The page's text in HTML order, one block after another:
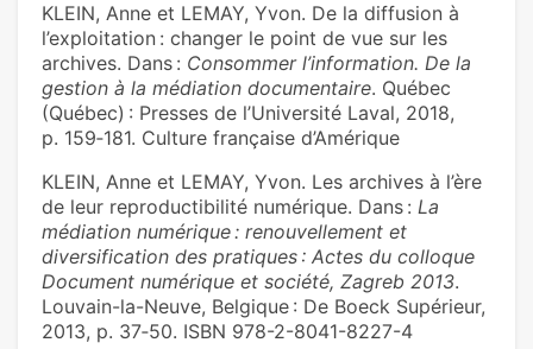
KLEIN, Anne et LEMAY, Yvon. De la diffusion à
l’exploitation : changer le point de vue sur les
archives. Dans : Consommer l’information. De la
gestion à la médiation documentaire. Québec
(Québec) : Presses de l’Université Laval, 2018,
p. 159‑181. Culture française d’Amérique
KLEIN, Anne et LEMAY, Yvon. Les archives à l’ère
de leur reproductibilité numérique. Dans : La
médiation numérique : renouvellement et
diversification des pratiques : Actes du colloque
Document numérique et société, Zagreb 2013.
Louvain-la-Neuve, Belgique : De Boeck Supérieur,
2013, p. 37‑50. ISBN 978-2-8041-8227-4